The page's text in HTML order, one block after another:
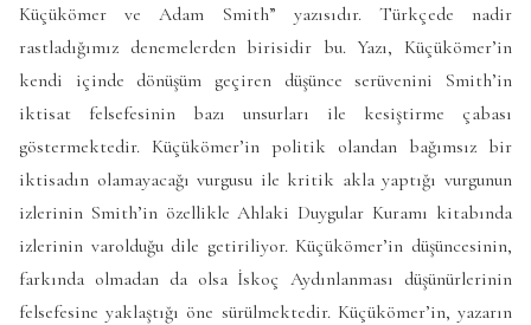
Küçükömer ve Adam Smith” yazısıdır. Türkçede nadir
rastladığımız denemelerden birisidir bu. Yazı, Küçükömer’in
kendi içinde dönüşüm geçiren düşünce serüvenini Smith’in
iktisat felsefesinin bazı unsurları ile kesiştirme çabası
göstermektedir. Küçükömer’in politik olandan bağımsız bir
iktisadın olamayacağı vurgusu ile kritik akla yaptığı vurgunun
izlerinin Smith’in özellikle Ahlaki Duygular Kuramı kitabında
izlerinin varolduğu dile getiriliyor. Küçükömer’in düşüncesinin,
farkında olmadan da olsa İskoç Aydınlanması düşünürlerinin
felsefesine yaklaştığı öne sürülmektedir. Küçükömer’in, yazarın